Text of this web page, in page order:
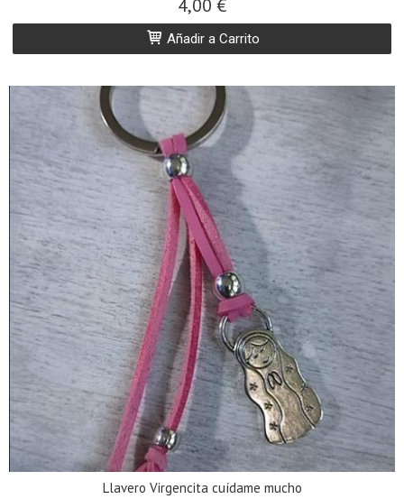
4,00 €
Añadir a Carrito
Llavero Virgencita cuídame mucho